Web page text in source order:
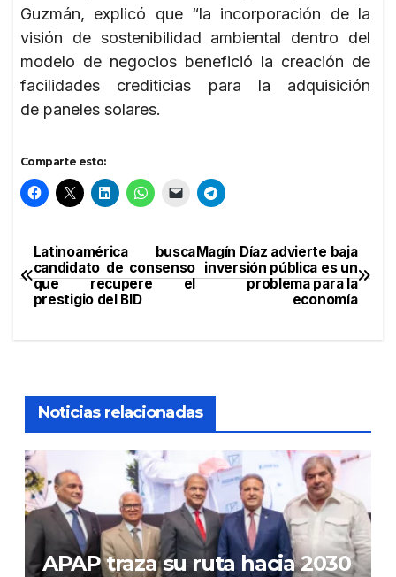
Guzmán, explicó que “la incorporación de la
visión de sostenibilidad ambiental dentro del
modelo de negocios benefició la creación de
facilidades crediticias para la adquisición
de paneles solares.
Comparte esto:
Navegación
de
Magín Díaz advierte baja
inversión pública es un
problema para la
economía
Latinoamérica busca
candidato de consenso
que recupere el
prestigio del BID
Noticias relacionadas
APAP traza su ruta hacia 2030